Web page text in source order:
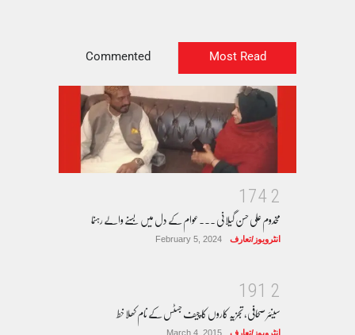
Most Read
Commented
2
4
7
1
مخدوم علی حسن گیلانی ۔۔۔عوام کے دل میں بسنے والے رہنما
انٹرویوز/تعارف February 5, 2024
2
1
9
1
سینئر صحافی، تجزیہ کاروں کا چیف جسٹس کے نام کھلا خط
انٹرویوز/تعارف March 4, 2015